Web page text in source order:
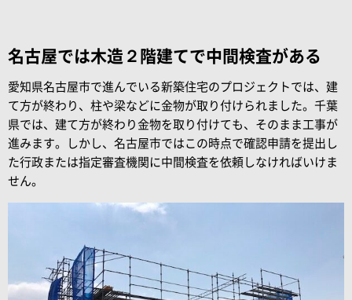
名古屋では木造２階建てで中間検査がある
愛知県名古屋市で進んでいる新築住宅のプロジェクトでは、建
て方が終わり、柱や梁などに金物が取り付けられました。千葉
県では、建て方が終わり金物を取り付けても、そのまま工事が
進みます。しかし、名古屋市ではこの時点で確認申請を提出し
た行政または指定審査機関に中間検査を依頼しなければいけま
せん。